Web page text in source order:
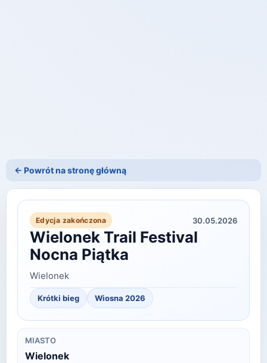
← Powrót na stronę główną
Edycja zakończona 30.05.2026
Wielonek Trail Festival
Nocna Piątka
Wielonek
Krótki bieg Wiosna 2026
MIASTO
Wielonek